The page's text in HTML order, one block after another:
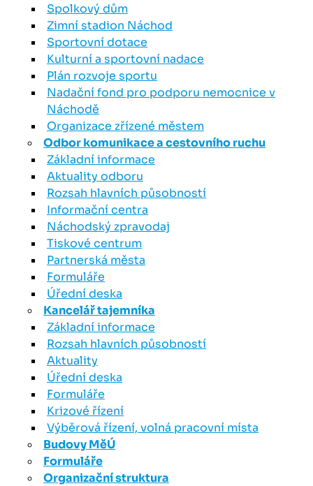
Spolkový dům
Zimní stadion Náchod
Sportovní dotace
Kulturní a sportovní nadace
Plán rozvoje sportu
Nadační fond pro podporu nemocnice v
Náchodě
Organizace zřízené městem
Odbor komunikace a cestovního ruchu
Základní informace
Aktuality odboru
Rozsah hlavních působností
Informační centra
Náchodský zpravodaj
Tiskové centrum
Partnerská města
Formuláře
Úřední deska
Kancelář tajemníka
Základní informace
Rozsah hlavních působností
Aktuality
Úřední deska
Formuláře
Krizové řízení
Výběrová řízení, volná pracovní místa
Budovy MěÚ
Formuláře
Organizační struktura